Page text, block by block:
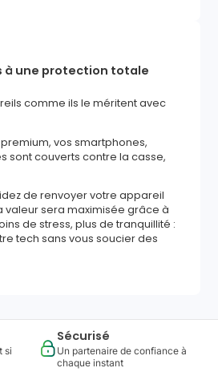
à une protection totale
comme ils le méritent avec
vos smartphones,
sont couverts contre la casse,
de renvoyer votre appareil
valeur sera maximisée grâce à
de stress, plus de tranquillité :
tech sans vous soucier des
si
Sécurisé
Un partenaire de confiance à
chaque instant